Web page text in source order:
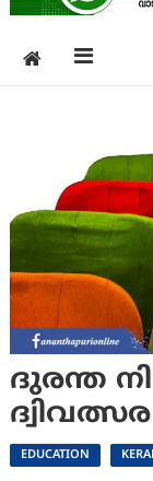
ദുരന്ത
EDUCATION